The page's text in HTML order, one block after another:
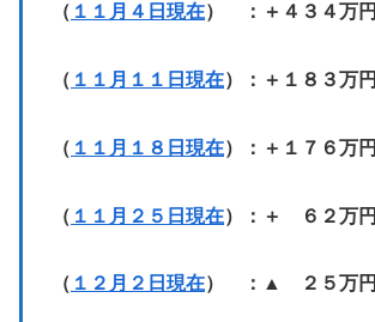
（ １１月４日現在） ：＋４３４万円
（ １１月１１日現在）：＋１８３万円
（ １１月１８日現在）：＋１７６万円
（ １１月２５日現在）：＋ ６２万円
（ １２月２日現在） ：▲ ２５万円